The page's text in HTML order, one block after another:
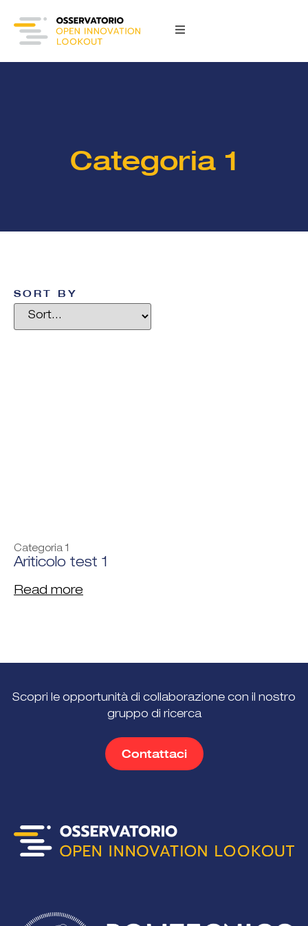
Categoria 1
SORT BY
Categoria 1
Ariticolo test 1
Read more
Scopri le opportunità di collaborazione con il nostro
gruppo di ricerca
Contattaci